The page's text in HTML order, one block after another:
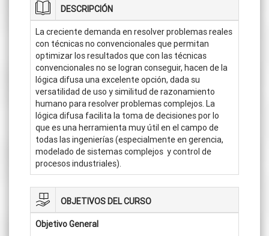
DESCRIPCIÓN
La creciente demanda en resolver problemas reales
con técnicas no convencionales que permitan
optimizar los resultados que con las técnicas
convencionales no se logran conseguir, hacen de la
lógica difusa una excelente opción, dada su
versatilidad de uso y similitud de razonamiento
humano para resolver problemas complejos. La
lógica difusa facilita la toma de decisiones por lo
que es una herramienta muy útil en el campo de
todas las ingenierías (especialmente en gerencia,
modelado de sistemas complejos y control de
procesos industriales).
OBJETIVOS DEL CURSO
Objetivo General